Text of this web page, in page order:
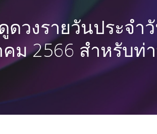
ดวงรายวันประจำ
ม 2566 สำหรับท่